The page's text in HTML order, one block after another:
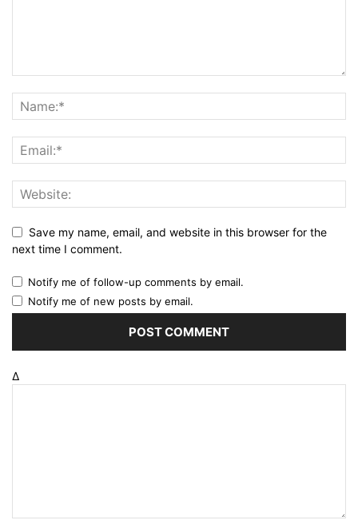
Save my name, email, and website in this browser for the
next time I comment.
Notify me of follow-up comments by email.
Notify me of new posts by email.
Δ